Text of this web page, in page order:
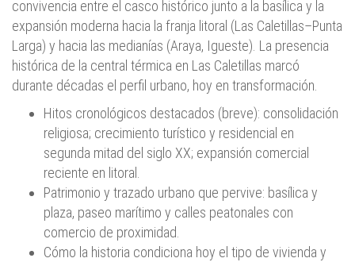
convivencia entre el casco histórico junto a la basílica y la
expansión moderna hacia la franja litoral (Las Caletillas–Punta
Larga) y hacia las medianías (Araya, Igueste). La presencia
histórica de la central térmica en Las Caletillas marcó
durante décadas el perfil urbano, hoy en transformación.
Hitos cronológicos destacados (breve): consolidación
religiosa; crecimiento turístico y residencial en
segunda mitad del siglo XX; expansión comercial
reciente en litoral.
Patrimonio y trazado urbano que pervive: basílica y
plaza, paseo marítimo y calles peatonales con
comercio de proximidad.
Cómo la historia condiciona hoy el tipo de vivienda y